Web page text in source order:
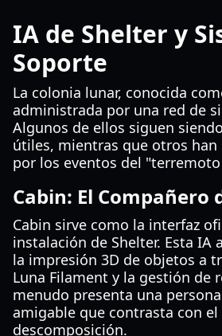
IA de Shelter y
Soporte
La colonia lunar, conocida
administrada por una red de
Algunos de ellos siguen
útiles, mientras que otros
por los eventos del
Cabin: El Compañero
Cabin sirve como la interfaz
instalación de Shelter. Esta IA
la impresión 3D de objetos a
Luna Filament y la gestión de
menudo presenta una
amigable que contrasta con
descomposición.